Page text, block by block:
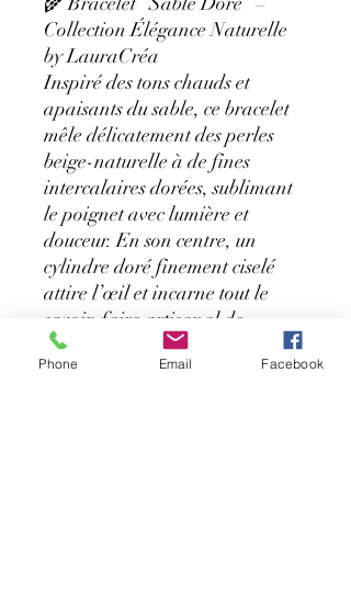
Collection Élégance Naturelle
by LauraCréa
Inspiré des tons chauds et
apaisants du sable, ce bracelet
mêle délicatement des perles
beige-naturelle à de fines
intercalaires dorées, sublimant
le poignet avec lumière et
douceur. En son centre, un
cylindre doré finement ciselé
attire l’œil et incarne tout le
savoir-faire artisanal de
LauraCréa.
✨ Pourquoi on l’adore ?
Phone Email Facebook